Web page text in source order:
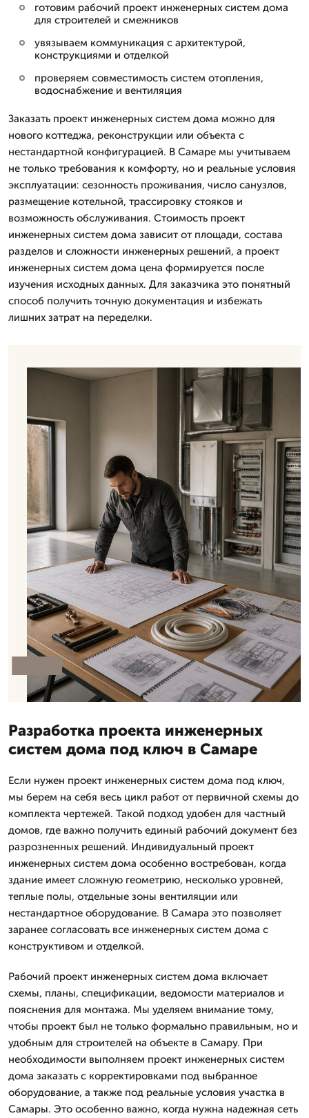
готовим рабочий проект инженерных систем дома
для строителей и смежников
увязываем коммуникация с архитектурой,
конструкциями и отделкой
проверяем совместимость систем отопления,
водоснабжение и вентиляция
Заказать проект инженерных систем дома можно для
нового коттеджа, реконструкции или объекта с
нестандартной конфигурацией. В Самаре мы учитываем
не только требования к комфорту, но и реальные условия
эксплуатации: сезонность проживания, число санузлов,
размещение котельной, трассировку стояков и
возможность обслуживания. Стоимость проект
инженерных систем дома зависит от площади, состава
разделов и сложности инженерных решений, а проект
инженерных систем дома цена формируется после
изучения исходных данных. Для заказчика это понятный
способ получить точную документация и избежать
лишних затрат на переделки.
Разработка проекта инженерных
систем дома под ключ в Самаре
Если нужен проект инженерных систем дома под ключ,
мы берем на себя весь цикл работ от первичной схемы до
комплекта чертежей. Такой подход удобен для частный
домов, где важно получить единый рабочий документ без
разрозненных решений. Индивидуальный проект
инженерных систем дома особенно востребован, когда
здание имеет сложную геометрию, несколько уровней,
теплые полы, отдельные зоны вентиляции или
нестандартное оборудование. В Самара это позволяет
заранее согласовать все инженерных систем дома с
конструктивом и отделкой.
Рабочий проект инженерных систем дома включает
схемы, планы, спецификации, ведомости материалов и
пояснения для монтажа. Мы уделяем внимание тому,
чтобы проект был не только формально правильным, но и
удобным для строителей на объекте в Самару. При
необходимости выполняем проект инженерных систем
дома заказать с корректировками под выбранное
оборудование, а также под реальные условия участка в
Самары. Это особенно важно, когда нужна надежная сеть